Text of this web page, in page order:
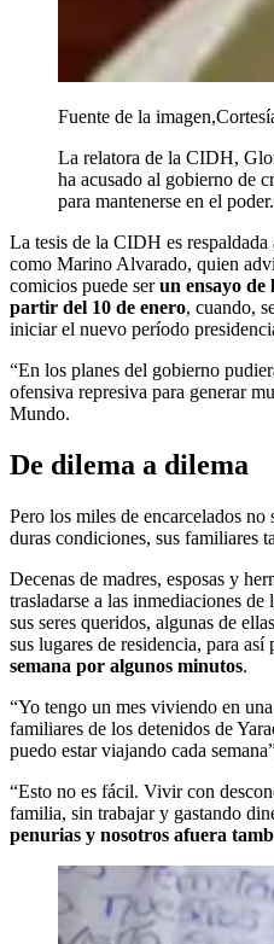
Fuente de la imagen,
La relatora de la CIDH,
ha acusado al gobierno de
para mantenerse en el poder.
La tesis de la CIDH es
como Marino Alvarado, quien
comicios puede serun ensayo de
partir del 10 de enero, cuando,
iniciar el nuevo período
“En los planes del gobierno
ofensiva represiva para generar
Mundo.
De dilema a dilema
Pero los miles de encarcelados
duras condiciones, sus familiares
Decenas de madres, esposas y
trasladarse a las inmediaciones
sus seres queridos, algunas de
sus lugares de residencia, para así
semana por algunos minutos.
“Yo tengo un mes viviendo en
familiares de los detenidos de
puedo estar viajando cada
“Esto no es fácil. Vivir con
familia, sin trabajar y gastando
penurias y nosotros afuera